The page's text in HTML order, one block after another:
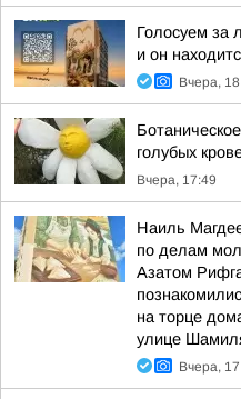
Голосуем
и он
Вчера,
голубых
Вчера, 17:49
Наиль
по делам
Азатом
на торце
улице
Вчера,